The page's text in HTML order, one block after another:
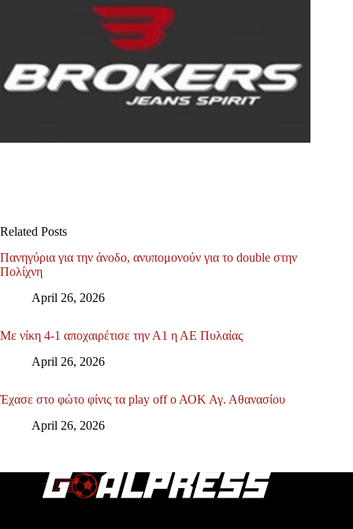
Related Posts
Πανηγύρια για την άνοδο, ανυπομονούν για το double στην
Πολίχνη
April 26, 2026
Με νίκη 4-1 αποχαιρέτισε την Α1 η ΑΕ Πυλαίας
April 26, 2026
Έχασε στο φώτο φίνις τα play off ο ΑΟΚ Αγ. Αθανασίου
April 26, 2026